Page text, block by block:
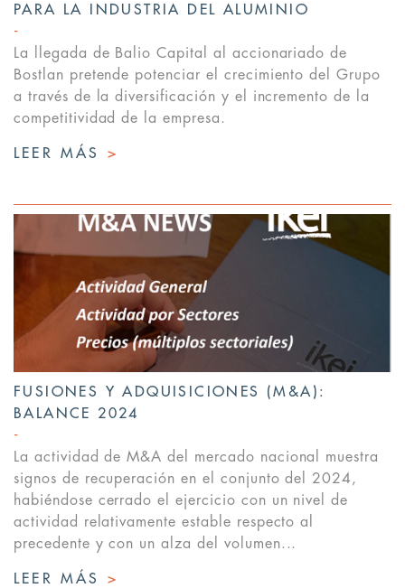
PARA LA INDUSTRIA DEL ALUMINIO
La llegada de Balio Capital al accionariado de
Bostlan pretende potenciar el crecimiento del Grupo
a través de la diversificación y el incremento de la
competitividad de la empresa.
LEER MÁS >
FUSIONES Y ADQUISICIONES (M&A):
BALANCE 2024
La actividad de M&A del mercado nacional muestra
signos de recuperación en el conjunto del 2024,
habiéndose cerrado el ejercicio con un nivel de
actividad relativamente estable respecto al
precedente y con un alza del volumen...
LEER MÁS >